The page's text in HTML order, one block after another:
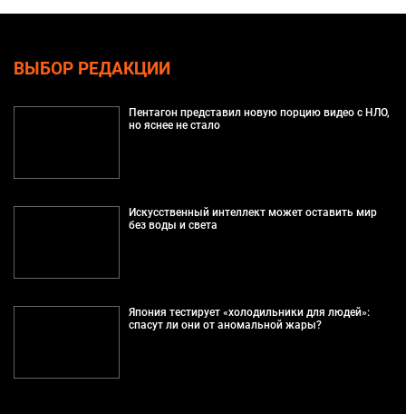
ВЫБОР РЕДАКЦИИ
Пентагон представил новую порцию видео с НЛО,
но яснее не стало
Искусственный интеллект может оставить мир
без воды и света
Япония тестирует «холодильники для людей»:
спасут ли они от аномальной жары?